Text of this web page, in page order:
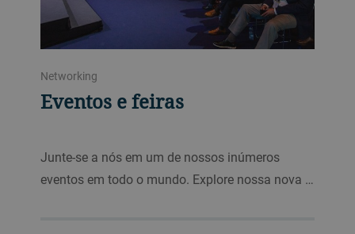
Networking
Eventos e feiras
Junte-se a nós em um de nossos inúmeros
eventos em todo o mundo. Explore nossa nova …